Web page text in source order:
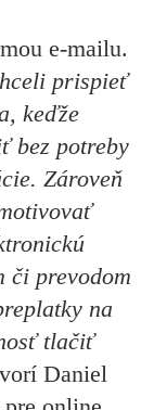
e-mailu.
prispieť
keďže
bez potreby
Zároveň
či prevodom
na
tlačiť
Daniel